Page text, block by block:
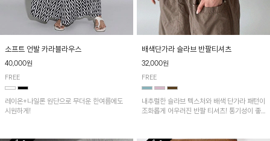
소프트 언발 카라블라우스
40,000원
FREE
레이온+나일론 원단으로 무더운 한여름에도
시원하게!
배색단가라 슬라브 반팔티셔츠
32,000원
FREE
내추럴한 슬라브 텍스처와 배색 단가라 패턴이
조화롭게 어우러진 반팔 티셔츠! 통기성이 좋